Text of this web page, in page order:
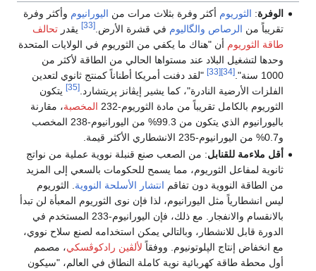
الوفرة: الثوريوم أكثر وفرة بثلاث مرات من اليورانيوم وأكثر وفرة
تقريباً من الرصاص والگاليوم في قشرة الأرض.[33] يقدرتحالف
طاقة الثوريوم أن "هناك ما يكفي من الثوريوم في الولايات المتحدة
وحدها لتشغيل البلاد عند مستواها الحالي من الطاقة لأكثر من
1000 سنة".
[34]
[33]
"لقد دفنت أمريكا أطناناً كمنتج ثانوي لتعدين
الفلزات الأرضية النادرة"، كما يشير إيڤانز پريتشارد.[35]
يتكون
الثوريوم بالكامل تقريباً من مادة الثوريوم-232
المخصبة، مقارنة
باليورانيوم الذي يتكون من 99.3% من اليورانيوم-238 المخصب
و0.7% من اليورانيوم-235 الانشطاري الأكثر قيمة.
أقل ملاءمة للقنابل: من الصعب صنع قنبلة نووية عملية من نواتج
ثانوية لمفاعل الثوريوم، مما يسمح للحكومات بالسعي إلى المزيد
من الطاقة النووية دون تفاقم انتشار الأسلحة النووية . الثوريوم
ليس انشطارياً مثل اليورانيوم، لذا فإن نوى الثوريوم المعبأة لن تبدأ
بالانقسام والانفجار. مع ذلك، فإن اليورانيوم-233 المستخدم في
الدورة قابل للانشطار، وبالتالي يمكن استخدامه لصنع سلاح نووي،
مع انخفاض إنتاج الپلوتونيوم. ووفقاً لألڤين رادكوڤسكي، مصمم
أول محطة طاقة كهربائية نوية كاملة النطاق في العالم، "سيكون